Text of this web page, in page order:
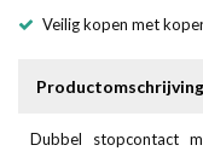
Veilig kopen met
Productomschrijving
Dubbel stopcontact